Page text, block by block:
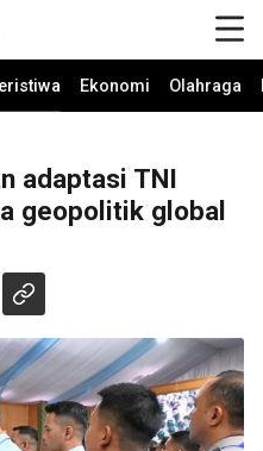
Ekonomi Olahraga
adaptasi TNI
geopolitik global